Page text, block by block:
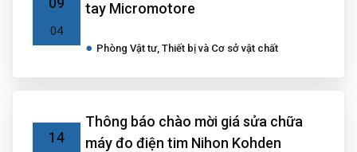
04
tay Micromotore
Phòng Vật tư, Thiết bị và Cơ sở vật chất
14
Thông báo chào mời giá sửa chữa
máy đo điện tim Nihon Kohden